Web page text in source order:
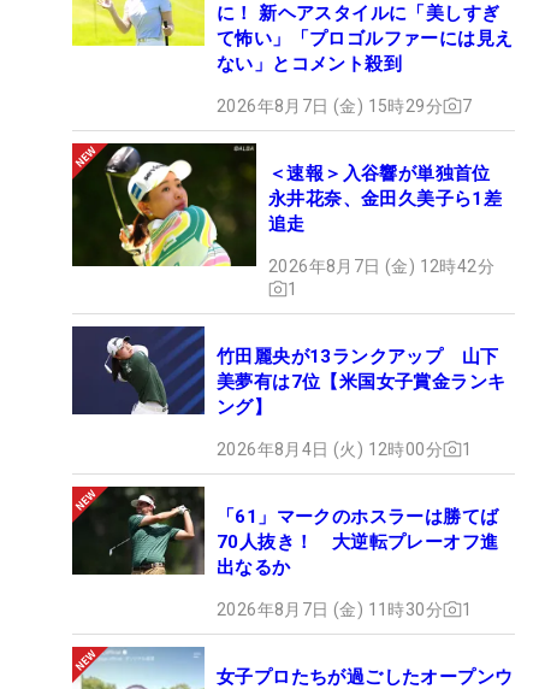
に！ 新ヘアスタイルに「美しすぎ
て怖い」「プロゴルファーには見え
ない」とコメント殺到
2026年8月7日 (金) 15時29分 7
＜速報＞入谷響が単独首位
永井花奈、金田久美子ら1差
追走
2026年8月7日 (金) 12時42分
1
竹田麗央が13ランクアップ 山下
美夢有は7位【米国女子賞金ランキ
ング】
2026年8月4日 (火) 12時00分 1
「61」マークのホスラーは勝てば
70人抜き！ 大逆転プレーオフ進
出なるか
2026年8月7日 (金) 11時30分 1
女子プロたちが過ごしたオープンウ